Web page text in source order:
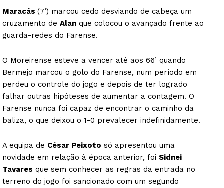
Maracás (7’) marcou cedo desviando de cabeça um
cruzamento de Alan que colocou o avançado frente ao
guarda-redes do Farense.
O Moreirense esteve a vencer até aos 66’ quando
Bermejo marcou o golo do Farense, num período em
perdeu o controle do jogo e depois de ter logrado
falhar outras hipóteses de aumentar a contagem. O
Farense nunca foi capaz de encontrar o caminho da
baliza, o que deixou o 1-0 prevalecer indefinidamente.
A equipa de César Peixoto só apresentou uma
novidade em relação à época anterior, foi Sidnei
Tavares que sem conhecer as regras da entrada no
terreno do jogo foi sancionado com um segundo